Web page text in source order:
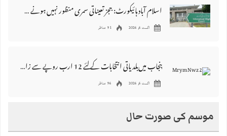
اسلام آباد ہائیکورٹ: ججز تعیناتی سمری منظور نہیں‌ ہونے کے خٌلاف فیصلہ محفوظ
اگست 6, 2026 91 مناظر
پنجاب میں‌بلدیاتی انتخابات کے لئے 12 ارب روپے سے زائد مختص کرنے کی منظوری
اگست 6, 2026 96 مناظر
موسم کی صورت حال